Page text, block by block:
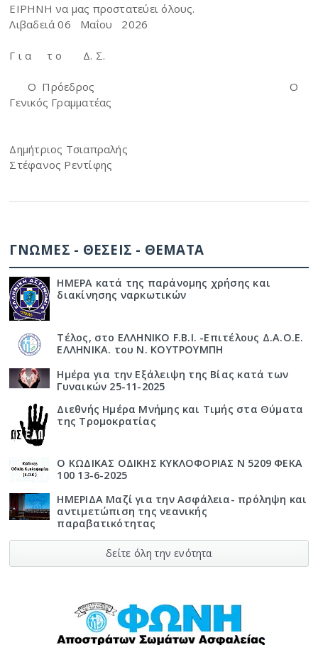
ΕΙΡΗΝΗ να μας προστατεύει όλους.
Λιβαδειά 06 Μαΐου 2026
Γ ι α τ ο Δ. Σ.
Ο Πρόεδρος Ο
Γενικός Γραμματέας
Δημήτριος Τσιαπραλής
Στέφανος Ρεντίφης
ΓΝΩΜΕΣ - ΘΕΣΕΙΣ - ΘΕΜΑΤΑ
ΗΜΕΡΑ κατά της παράνομης χρήσης και
διακίνησης ναρκωτικών
Τέλος, στο ΕΛΛΗΝΙΚΟ F.B.I. -Επιτέλους Δ.Α.Ο.Ε.
ΕΛΛΗΝΙΚΑ. του Ν. ΚΟΥΤΡΟΥΜΠΗ
Ημέρα για την Εξάλειψη της Βίας κατά των
Γυναικών 25-11-2025
Διεθνής Ημέρα Μνήμης και Τιμής στα Θύματα
της Τρομοκρατίας
Ο ΚΩΔΙΚΑΣ ΟΔΙΚΗΣ ΚΥΚΛΟΦΟΡΙΑΣ Ν 5209 ΦΕΚΑ
100 13-6-2025
ΗΜΕΡΙΔΑ Μαζί για την Ασφάλεια- πρόληψη και
αντιμετώπιση της νεανικής
παραβατικότητας
δείτε όλη την ενότητα